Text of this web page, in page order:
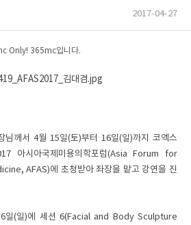
2017-04-27
Only! 365mc입니다.
님께서 4월 15일(토)부터 16일(일)까지 코엑스
아시아국제미용의학포럼(Asia Forum for
AFAS)에 초청받아 좌장을 맡고 강연을 진
일(일)에 세션 6(Facial and Body Sculpture